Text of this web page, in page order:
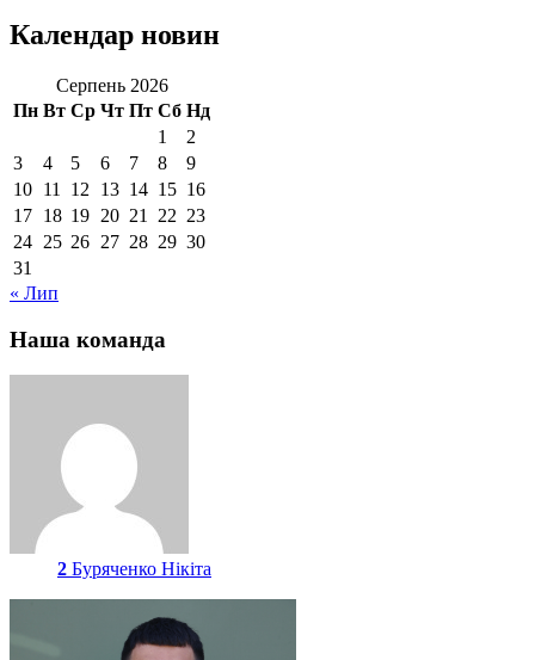
Календар новин
Серпень 2026
Пн Вт Ср Чт Пт Сб Нд
1
2
3
4 5 6 7 8
9
10 11 12 13 14 15 16
17 18 19 20 21 22 23
24 25 26 27 28 29 30
31
« Лип
Наша команда
2 Буряченко Нікіта